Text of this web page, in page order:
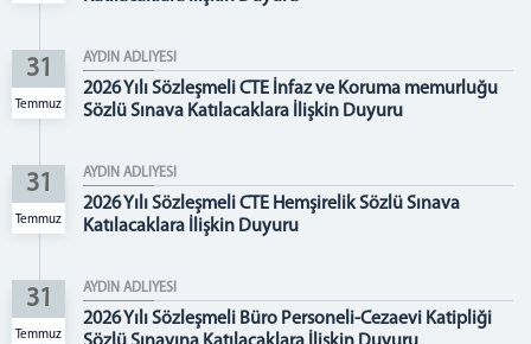
BİLGİ İŞLEM MÜDÜRLÜĞÜ
İDARİ İŞLER MÜDÜRLÜĞÜ
DENETİMLİ SERBESTLİK MÜDÜRLÜĞÜ
ADLİ SİCİL ŞEFLİĞİ
ARABULUCULUK BÜROSU
YEMEK LİSTESİ
MÜLHAKAT
31
Temmuz
AYDIN ADLİYESİ
2026 Yılı Sözleşmeli CTE İnfaz ve Koruma memurluğu
Sözlü Sınava Katılacaklara İlişkin Duyuru
31
Temmuz
AYDIN ADLİYESİ
2026 Yılı Sözleşmeli CTE Hemşirelik Sözlü Sınava
Katılacaklara İlişkin Duyuru
31
Temmuz
AYDIN ADLİYESİ
2026 Yılı Sözleşmeli Büro Personeli-Cezaevi Katipliği